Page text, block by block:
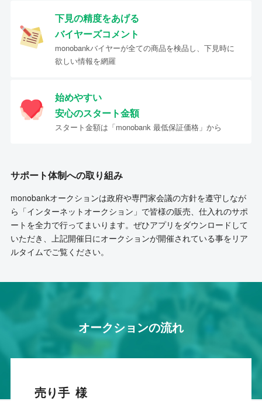
下見の精度をあげる
バイヤーズコメント
monobankバイヤーが全ての商品を検品し、下見時に
欲しい情報を網羅
始めやすい
安心のスタート金額
スタート金額は「monobank 最低保証価格」から
サポート体制への取り組み
monobankオークションは政府や専門家会議の方針を遵守しなが
ら「インターネットオークション」で皆様の販売、仕入れのサポ
ートを全力で行ってまいります。ぜひアプリをダウンロードして
いただき、上記開催日にオークションが開催されている事をリア
ルタイムでご覧ください。
オークションの流れ
売り手